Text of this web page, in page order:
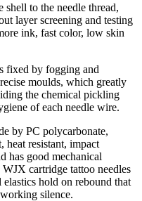
to the needle thread,
layer screening and testing
ink, fast color, low skin
fixed by fogging and
moulds, which greatly
the chemical pickling
of each needle wire.
by PC polycarbonate,
heat resistant, impact
has good mechanical
cartridge tattoo needles
hold on rebound that
silence.